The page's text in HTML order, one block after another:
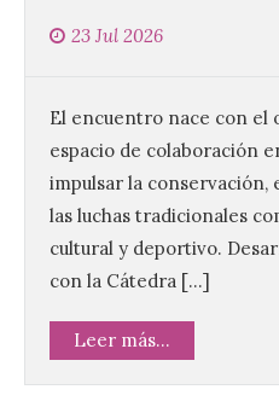
23 Jul 2026
El encuentro nace con el
espacio de colaboración
impulsar la conservación,
las luchas tradicionales
cultural y deportivo.
con la Cátedra […]
Leer más...